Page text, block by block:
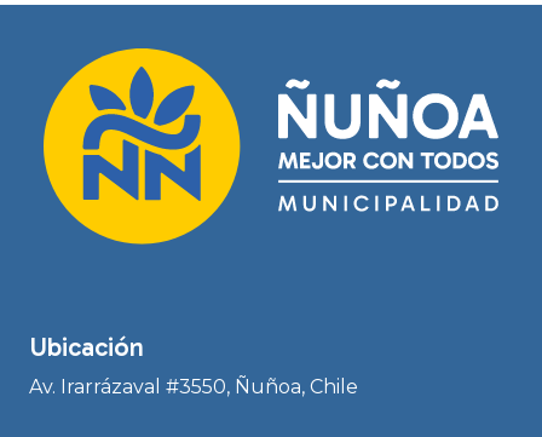
Ubicación
Av. Irarrázaval #3550, Ñuñoa, Chile